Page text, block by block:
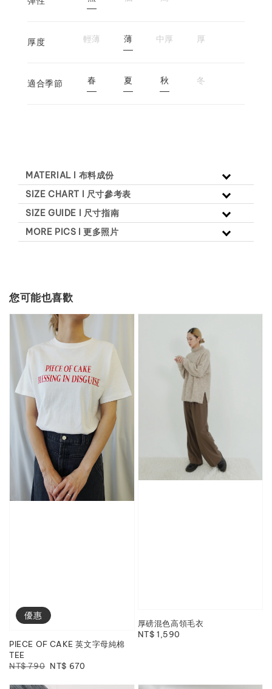
厚度 輕薄 薄 中厚 厚
適合季節 春 夏 秋 冬
MATERIAL l 布料成份
SIZE CHART l 尺寸參考表
SIZE GUIDE l 尺寸指南
MORE PICS l 更多照片
您可能也喜歡
優惠
PIECE OF CAKE 英文字母純棉
TEE
Regular
NT$ 790 Sale
NT$ 670
厚磅混色高領毛衣
Regular
NT$ 1,590